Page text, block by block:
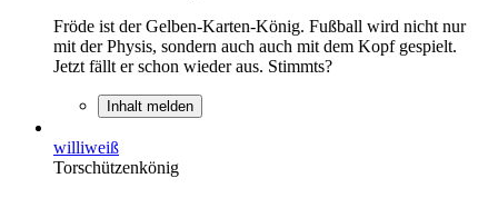
Fröde ist der Gelben-Karten-König. Fußball wird nicht nur
mit der Physis, sondern auch auch mit dem Kopf gespielt.
Jetzt fällt er schon wieder aus. Stimmts?
Inhalt melden
williweiß
Torschützenkönig